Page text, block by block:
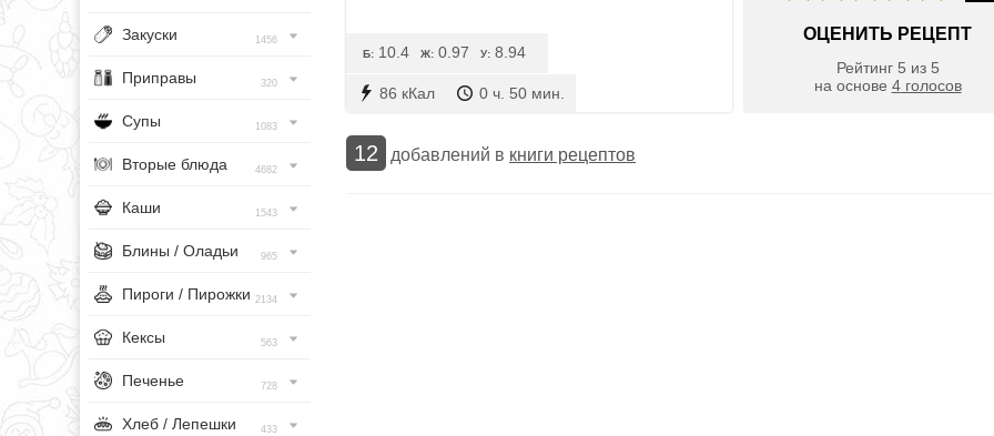
Закуски 1456
Приправы 320
Супы 1083
Вторые блюда 4682
Каши 1543
Блины / Оладьи 965
Пироги / Пирожки 2134
Кексы 563
Печенье 728
Хлеб / Лепешки 433
86 кКал 0 ч. 50 мин.
Б: 10.4 Ж: 0.97 У: 8.94
ОЦЕНИТЬ РЕЦЕПТ
Рейтинг 5 из 5
на основе 4голосов
12 добавлений в книги рецептов